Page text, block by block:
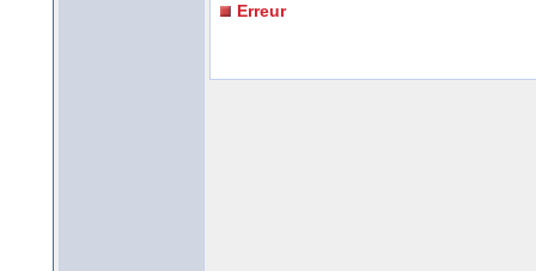
Erreur